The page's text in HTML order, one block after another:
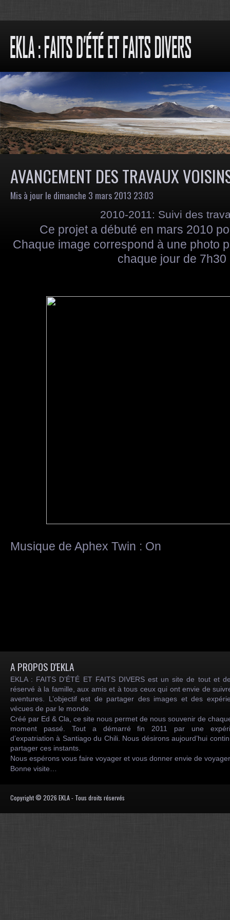
AVANCEMENT DES TRAVAUX
Mis à jour le dimanche 3 mars 2013 23:03
2010-2011: Suivi des
Ce projet a débuté en mars 2010
Chaque image correspond à une photo
chaque jour de 7h30
Musique de Aphex Twin : On
A PROPOS D'EKLA
EKLA : FAITS D’ÉTÉ ET FAITS DIVERS est un site de tout et
réservé à la famille, aux amis et à tous ceux qui ont envie de
aventures. L’objectif est de partager des images et des
vécues de par le monde.
Créé par Ed & Cla, ce site nous permet de nous souvenir de
moment passé. Tout a démarré fin 2011 par une
d’expatriation à Santiago du Chili. Nous désirons aujourd’hui
partager ces instants.
Nous espérons vous faire voyager et vous donner envie de
Bonne visite…
Copyright © 2026 EKLA - Tous droits réservés